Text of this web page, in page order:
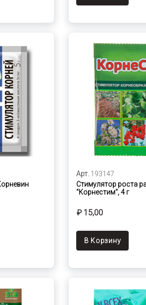
Арт. 193147
Стимулятор роста
"Корнестим", 4 г
₽ 15,00
В Корзину